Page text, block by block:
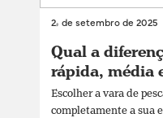
24 de setembro de 2025
Qual a
rápida, média
Escolher a vara de
completamente a sua